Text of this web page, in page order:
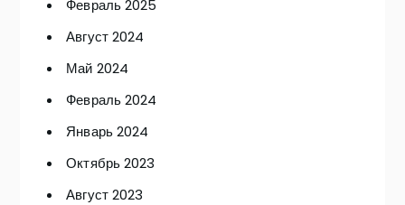
Февраль 2025
Август 2024
Май 2024
Февраль 2024
Январь 2024
Октябрь 2023
Август 2023